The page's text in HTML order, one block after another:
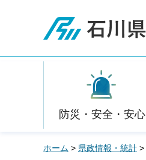
石川県
防災・安全・安心
ホーム > 県政情報・統計 >